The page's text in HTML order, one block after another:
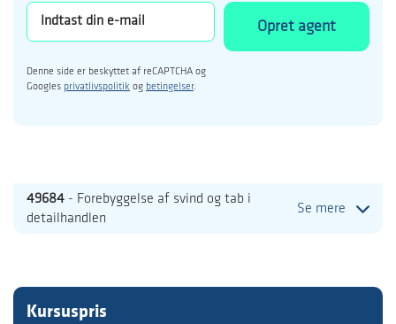
Opret agent
Denne side er beskyttet af reCAPTCHA og
Googles privatlivspolitik og betingelser.
49684 - Forebyggelse af svind og tab i
detailhandlen
Se mere
Kursuspris